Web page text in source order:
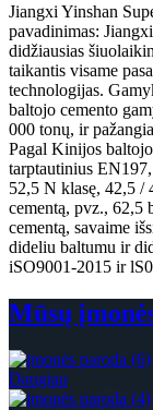
Jiangxi Yinshan
pavadinimas:
didžiausias
taikantis visame
technologijas.
baltojo cemento
000 tonų, ir
Pagal Kinijos
tarptautinius
52,5 N klasę, 42,5 /
cementą, pvz., 62,5
cementą, savaime
dideliu baltumu ir
iSO9001-2015 ir
Mūsų
Daugiau